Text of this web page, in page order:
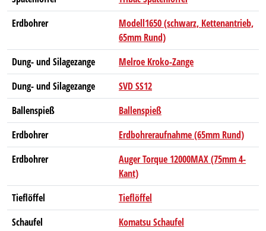
Erdbohrer
Modell1650 (schwarz, Kettenantrieb,
65mm Rund)
Dung- und Silagezange
Melroe Kroko-Zange
Dung- und Silagezange
SVD SS12
Ballenspieß
Ballenspieß
Erdbohrer
Erdbohreraufnahme (65mm Rund)
Erdbohrer
Auger Torque 12000MAX (75mm 4-
Kant)
Tieflöffel
Tieflöffel
Schaufel
Komatsu Schaufel